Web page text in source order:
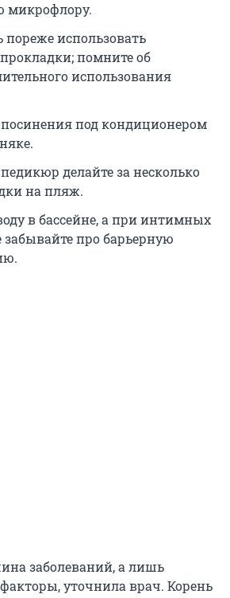
микрофлору.
пореже использовать
помните об
использования
посинения под кондиционером
делайте за несколько
на пляж.
в бассейне, а при интимных
забывайте про барьерную
заболеваний, а лишь
уточнила врач. Корень